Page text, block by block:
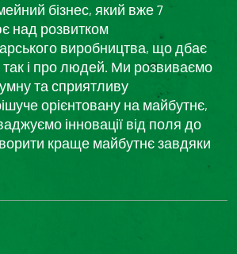
бізнес, який вже 7
над розвитком
виробництва, що дбає
так і про людей. Ми розвиваємо
та сприятливу
орієнтовану на майбутнє,
інновації від поля до
краще майбутнє завдяки